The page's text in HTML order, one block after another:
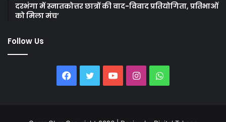
दरभंगा में स्नातकोत्तर छात्रों की वाद-विवाद प्रतियोगिता, प्रतिभाओं
को मिला मंच’
Follow Us
Facebook
TwitterYouTubeInstagramWhatsApp